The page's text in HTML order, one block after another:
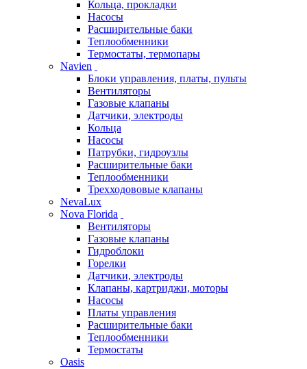
Кольца, прокладки
Насосы
Расширительные баки
Теплообменники
Термостаты, термопары
Navien
Блоки управления, платы, пульты
Вентиляторы
Газовые клапаны
Датчики, электроды
Кольца
Насосы
Патрубки, гидроузлы
Расширительные баки
Теплообменники
Трехходововые клапаны
NevaLux
Nova Florida
Вентиляторы
Газовые клапаны
Гидроблоки
Горелки
Датчики, электроды
Клапаны, картриджи, моторы
Насосы
Платы управления
Расширительные баки
Теплообменники
Термостаты
Oasis